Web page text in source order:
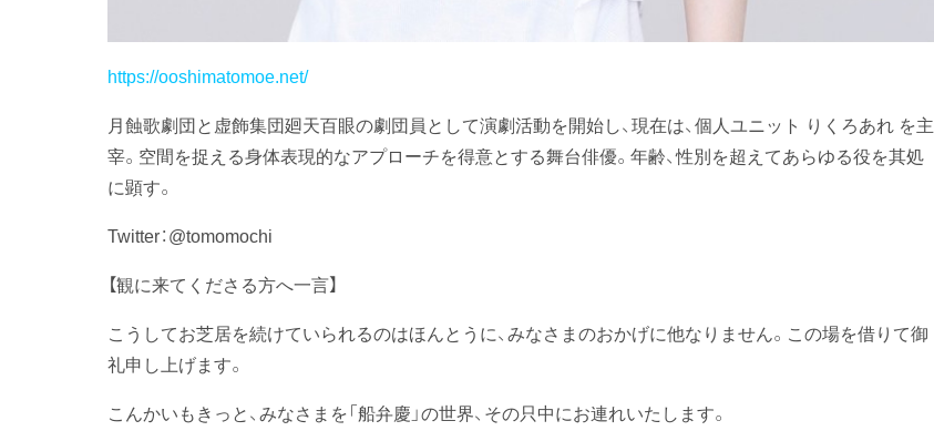
https://ooshimatomoe.net/
月蝕歌劇団と虚飾集団廻天百眼の劇団員として演劇活動を開始し、現在は、個人ユニット りくろあれ を主
宰。空間を捉える身体表現的なアプローチを得意とする舞台俳優。年齢、性別を超えてあらゆる役を其処
に顕す。
Twitter：@tomomochi
【観に来てくださる方へ一言】
こうしてお芝居を続けていられるのはほんとうに、みなさまのおかげに他なりません。この場を借りて御
礼申し上げます。
こんかいもきっと、みなさまを「船弁慶」の世界、その只中にお連れいたします。